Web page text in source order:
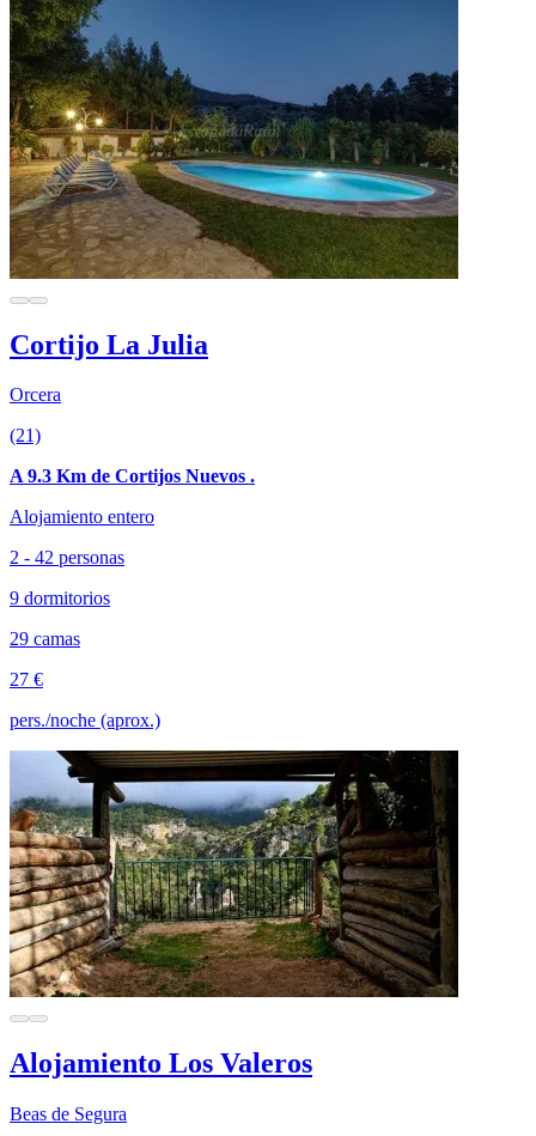
Cortijo La Julia
Orcera
(21)
A 9.3 Km de Cortijos Nuevos .
Alojamiento entero
2 - 42 personas
9 dormitorios
29 camas
27 €
pers./noche (aprox.)
Alojamiento Los Valeros
Beas de Segura